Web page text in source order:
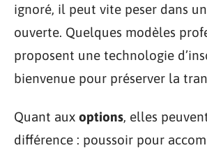
ignoré, il peut vite peser dans
ouverte. Quelques modèles
proposent une technologie
bienvenue pour préserver la
Quant aux options, elles
différence : poussoir pour